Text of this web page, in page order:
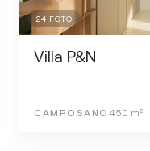
24 FOTO
Villa P&N
CAMPOSANO 450 m²